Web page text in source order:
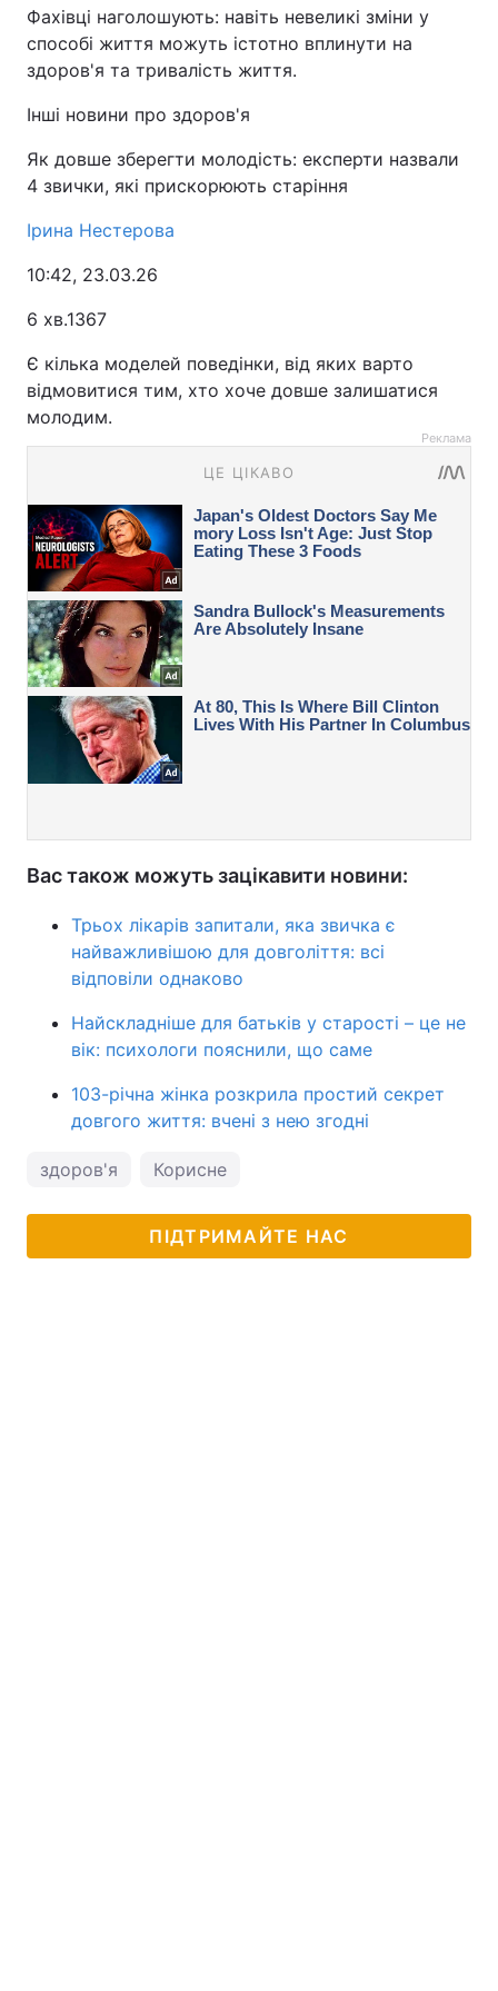
Фахівці наголошують: навіть невеликі зміни у
способі життя можуть істотно вплинути на
здоров'я та тривалість життя.
Інші новини про здоров'я
Як довше зберегти молодість: експерти назвали
4 звички, які прискорюють старіння
Ірина Нестерова
10:42, 23.03.26
6 хв.1367
Є кілька моделей поведінки, від яких варто
відмовитися тим, хто хоче довше залишатися
молодим.
Реклама
Вас також можуть зацікавити новини:
Трьох лікарів запитали, яка звичка є
найважливішою для довголіття: всі
відповіли однаково
Найскладніше для батьків у старості – це не
вік: психологи пояснили, що саме
103-річна жінка розкрила простий секрет
довгого життя: вчені з нею згодні
здоров'я Корисне
ПІДТРИМАЙТЕ НАС